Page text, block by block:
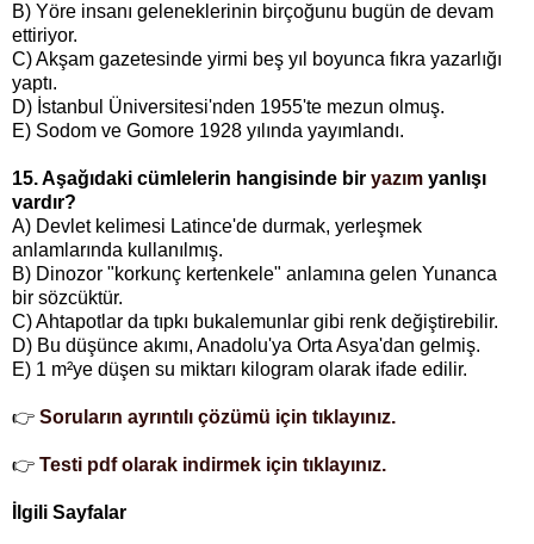
B) Yöre insanı geleneklerinin birçoğunu bugün de devam
ettiriyor.
C) Akşam gazetesinde yirmi beş yıl boyunca fıkra yazarlığı
yaptı.
D) İstanbul Üniversitesi'nden 1955'te mezun olmuş.
E) Sodom ve Gomore 1928 yılında yayımlandı.
15. Aşağıdaki cümlelerin hangisinde bir yazım yanlışı
vardır?
A) Devlet kelimesi Latince'de durmak, yerleşmek
anlamlarında kullanılmış.
B) Dinozor "korkunç kertenkele" anlamına gelen Yunanca
bir sözcüktür.
C) Ahtapotlar da tıpkı bukalemunlar gibi renk değiştirebilir.
D) Bu düşünce akımı, Anadolu'ya Orta Asya'dan gelmiş.
E) 1 m²ye düşen su miktarı kilogram olarak ifade edilir.
👉 Soruların ayrıntılı çözümü için tıklayınız.
👉 Testi pdf olarak indirmek için tıklayınız.
İlgili Sayfalar